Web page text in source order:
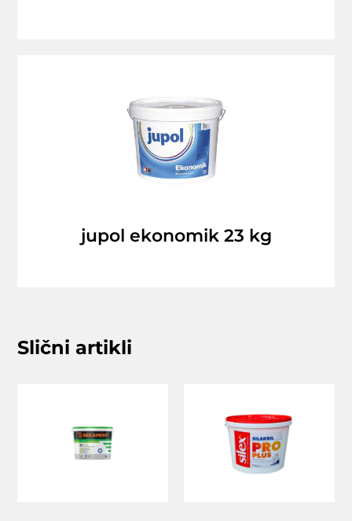
jupol ekonomik 23 kg
Slični artikli